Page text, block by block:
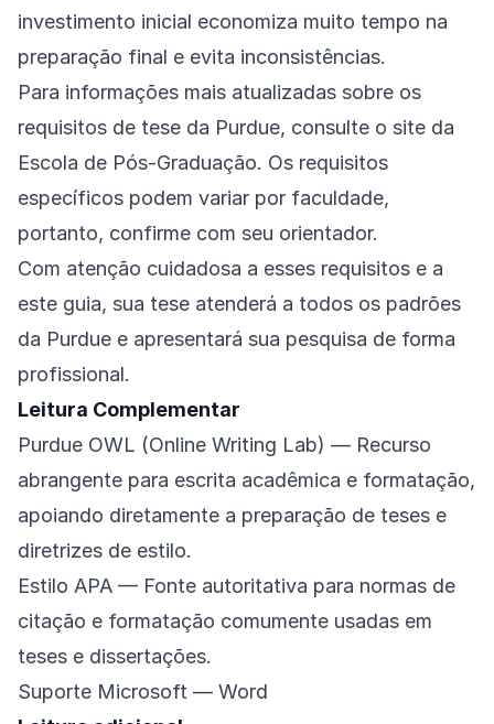
investimento inicial economiza muito tempo na
preparação final e evita inconsistências.
Para informações mais atualizadas sobre os
requisitos de tese da Purdue, consulte o site da
Escola de Pós-Graduação. Os requisitos
específicos podem variar por faculdade,
portanto, confirme com seu orientador.
Com atenção cuidadosa a esses requisitos e a
este guia, sua tese atenderá a todos os padrões
da Purdue e apresentará sua pesquisa de forma
profissional.
Leitura Complementar
Purdue OWL (Online Writing Lab) — Recurso
abrangente para escrita acadêmica e formatação,
apoiando diretamente a preparação de teses e
diretrizes de estilo.
Estilo APA — Fonte autoritativa para normas de
citação e formatação comumente usadas em
teses e dissertações.
Suporte Microsoft — Word